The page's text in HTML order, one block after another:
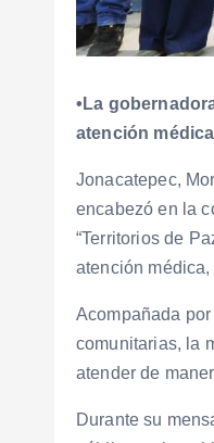
•La
atención
Jonacatepec,
encabezó en la
“Territorios de
atención
Acompañada
comunitarias, la
atender de
Durante su